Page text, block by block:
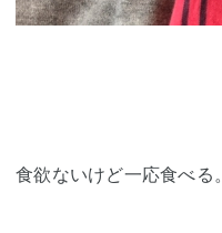
食欲ないけど一応食べる。